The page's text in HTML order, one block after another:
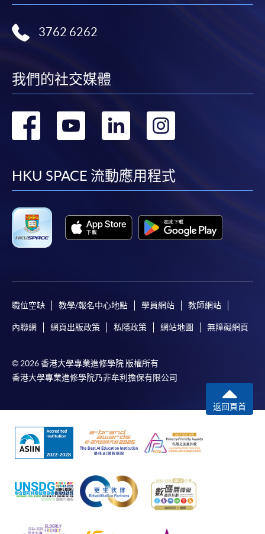
3762 6262
我們的社交媒體
轉
facebook
轉
youtube
轉
linkedin
轉
HKU SPACE 流動應用程式
職位空缺 教學/報名中心地點 學員網站 教師網站
內聯網 網頁出版政策 私隱政策 網站地圖 無障礙網頁
© 2026 香港大學專業進修學院 版權所有
香港大學專業進修學院乃非牟利擔保有限公司
返回頁首